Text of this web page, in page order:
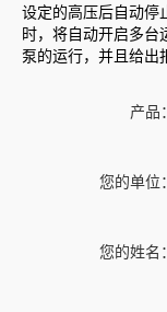
设定的高压后自动停
时，将自动开启多台
泵的运行，并且给出
产品：
您的单位：
您的姓名：